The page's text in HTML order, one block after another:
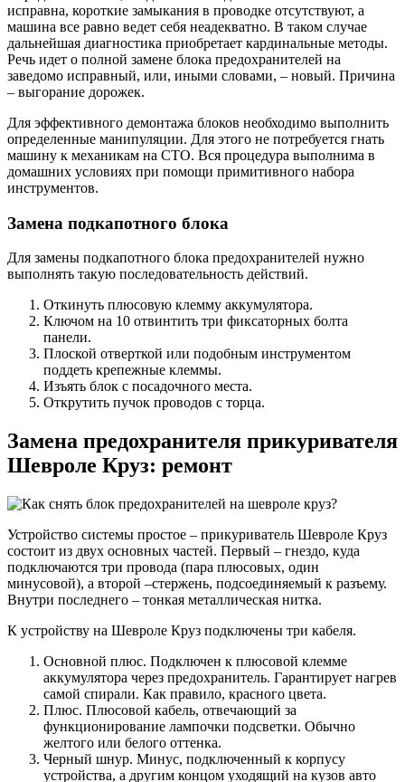
исправна, короткие замыкания в проводке отсутствуют, а
машина все равно ведет себя неадекватно. В таком случае
дальнейшая диагностика приобретает кардинальные методы.
Речь идет о полной замене блока предохранителей на
заведомо исправный, или, иными словами, – новый. Причина
– выгорание дорожек.
Для эффективного демонтажа блоков необходимо выполнить
определенные манипуляции. Для этого не потребуется гнать
машину к механикам на СТО. Вся процедура выполнима в
домашних условиях при помощи примитивного набора
инструментов.
Замена подкапотного блока
Для замены подкапотного блока предохранителей нужно
выполнять такую последовательность действий.
Откинуть плюсовую клемму аккумулятора.
Ключом на 10 отвинтить три фиксаторных болта
панели.
Плоской отверткой или подобным инструментом
поддеть крепежные клеммы.
Изъять блок с посадочного места.
Открутить пучок проводов с торца.
Замена предохранителя прикуривателя
Шевроле Круз: ремонт
Устройство системы простое – прикуриватель Шевроле Круз
состоит из двух основных частей. Первый – гнездо, куда
подключаются три провода (пара плюсовых, один
минусовой), а второй –стержень, подсоединяемый к разъему.
Внутри последнего – тонкая металлическая нитка.
К устройству на Шевроле Круз подключены три кабеля.
Основной плюс. Подключен к плюсовой клемме
аккумулятора через предохранитель. Гарантирует нагрев
самой спирали. Как правило, красного цвета.
Плюс. Плюсовой кабель, отвечающий за
функционирование лампочки подсветки. Обычно
желтого или белого оттенка.
Черный шнур. Минус, подключенный к корпусу
устройства, а другим концом уходящий на кузов авто